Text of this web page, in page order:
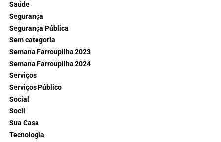
Saúde
Segurança
Segurança Pública
Sem categoria
Semana Farroupilha 2023
Semana Farroupilha 2024
Serviços
Serviços Público
Social
Socil
Sua Casa
Tecnologia